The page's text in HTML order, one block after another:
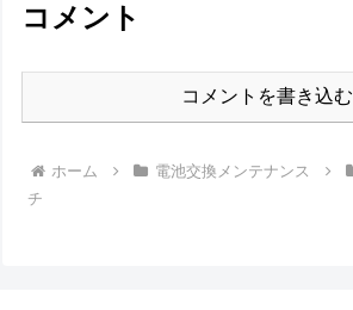
コメント
コメントを書き込む
ホーム 電池交換メンテナンス
チ